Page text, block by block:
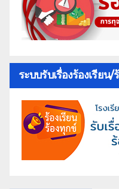
ระบบรับเรื่องร้องเรียน